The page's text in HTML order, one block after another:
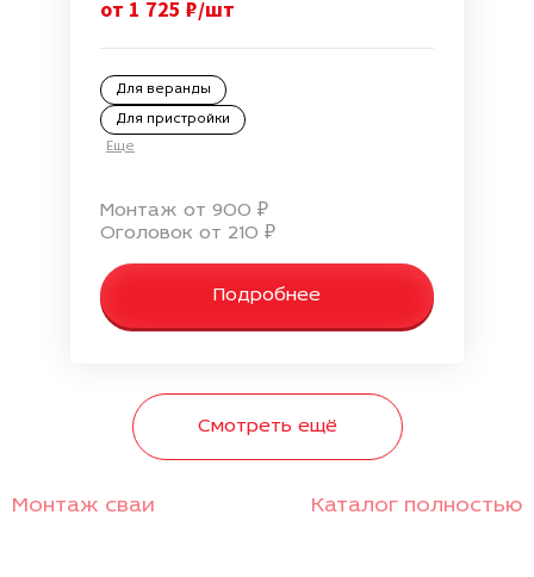
от 1 725 ₽/шт
Для веранды
Для пристройки
Еще
Монтаж от 900 ₽
Оголовок от 210 ₽
Подробнее
Смотреть ещё
Монтаж сваи Каталог полностью